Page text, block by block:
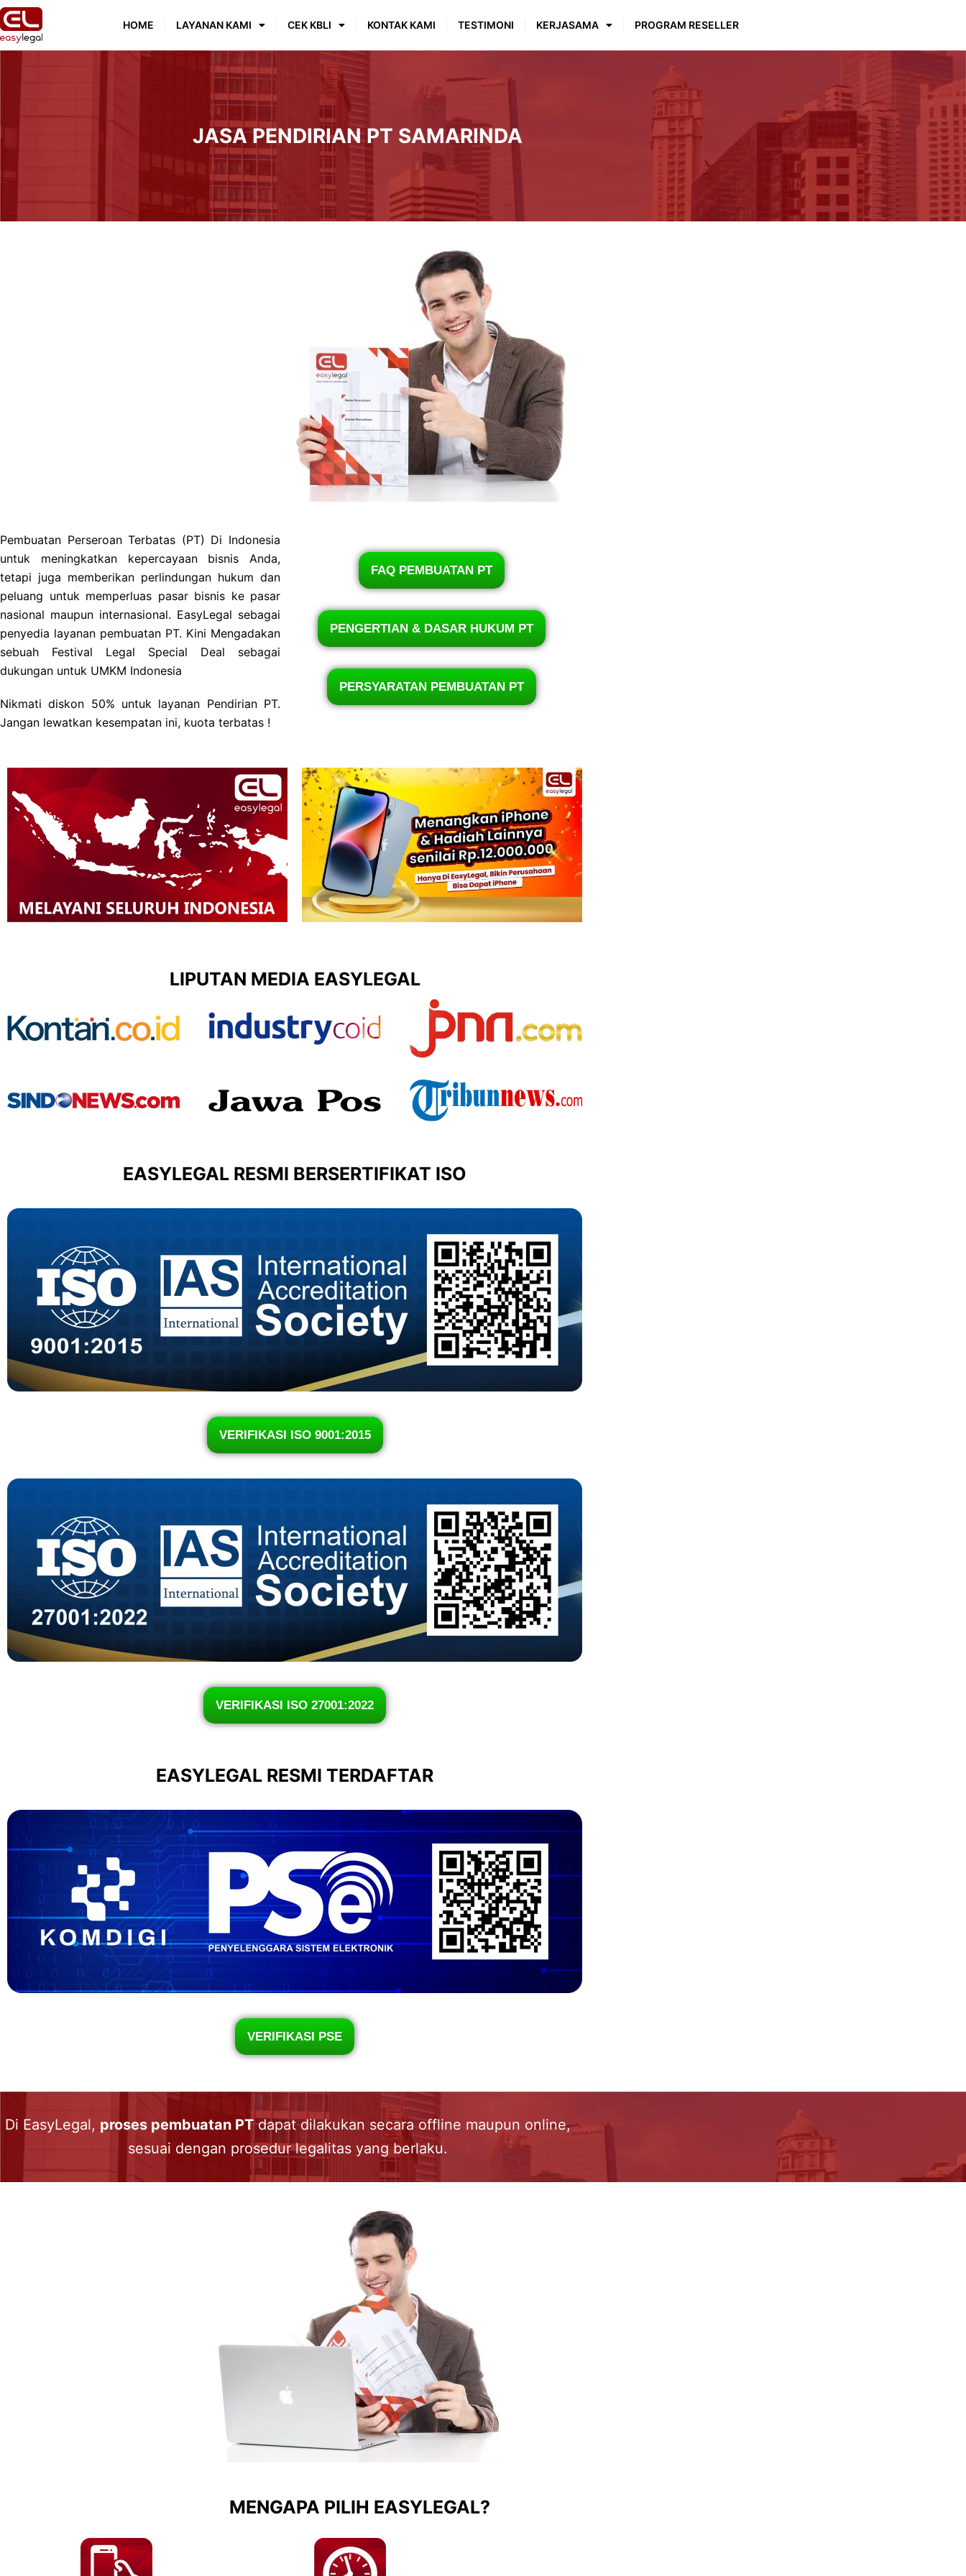
HOME LAYANAN KAMI CEK KBLI KONTAK KAMI TESTIMONI KERJASAMA PROGRAM RESELLER
JASA PENDIRIAN PT SAMARINDA
Pembuatan Perseroan Terbatas (PT) Di Indonesia
untuk meningkatkan kepercayaan bisnis Anda,
tetapi juga memberikan perlindungan hukum dan
peluang untuk memperluas pasar bisnis ke pasar
nasional maupun internasional. EasyLegal sebagai
penyedia layanan pembuatan PT. Kini Mengadakan
sebuah Festival Legal Special Deal sebagai
dukungan untuk UMKM Indonesia
Nikmati diskon 50% untuk layanan Pendirian PT.
Jangan lewatkan kesempatan ini, kuota terbatas !
FAQ PEMBUATAN PT
PENGERTIAN & DASAR HUKUM PT
PERSYARATAN PEMBUATAN PT
LIPUTAN MEDIA EASYLEGAL
EASYLEGAL RESMI BERSERTIFIKAT ISO
VERIFIKASI ISO 9001:2015
VERIFIKASI ISO 27001:2022
EASYLEGAL RESMI TERDAFTAR
VERIFIKASI PSE
Di EasyLegal, proses pembuatan PTdapat dilakukan secara offline maupun online,
sesuai dengan prosedur legalitas yang berlaku.
MENGAPA PILIH EASYLEGAL?